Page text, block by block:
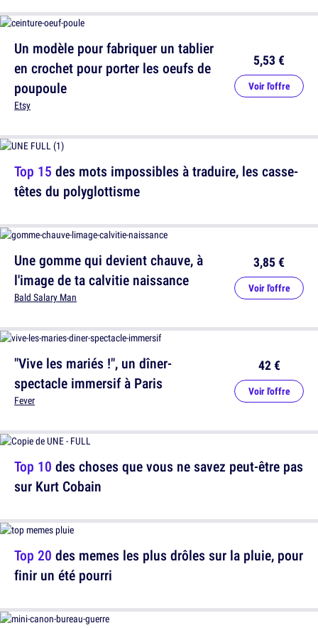
Top 15 des mots impossibles à traduire, les casse-
têtes du polyglottisme
"Vive les mariés !", un dîner-
spectacle immersif à Paris
Fever
42 €
Voir l'offre
Top 20 des memes les plus drôles sur la pluie, pour
finir un été pourri
Un modèle pour fabriquer un tablier
en crochet pour porter les oeufs de
poupoule
Etsy
5,53 €
Voir l'offre
Une gomme qui devient chauve, à
l'image de ta calvitie naissance
Bald Salary Man
3,85 €
Voir l'offre
Top 10 des choses que vous ne savez peut-être pas
sur Kurt Cobain